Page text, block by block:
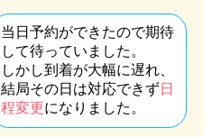
当日予約ができたので期待
して待っていました。
しかし到着が大幅に遅れ、
結局その日は対応できず日
程変更になりました。